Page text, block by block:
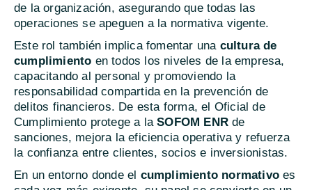
de la organización, asegurando que todas las
operaciones se apeguen a la normativa vigente.
Este rol también implica fomentar una cultura de
cumplimiento en todos los niveles de la empresa,
capacitando al personal y promoviendo la
responsabilidad compartida en la prevención de
delitos financieros. De esta forma, el Oficial de
Cumplimiento protege a laSOFOM ENR de
sanciones, mejora la eficiencia operativa y refuerza
la confianza entre clientes, socios e inversionistas.
En un entorno donde el cumplimiento normativo es